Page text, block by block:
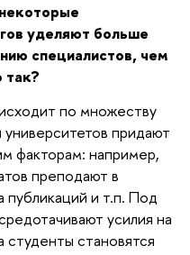
уделяют больше
специалистов, чем
так?
по множеству
придают
факторам: например,
преподают в
публикаций и т.п. Под
усилия на
студенты становятся